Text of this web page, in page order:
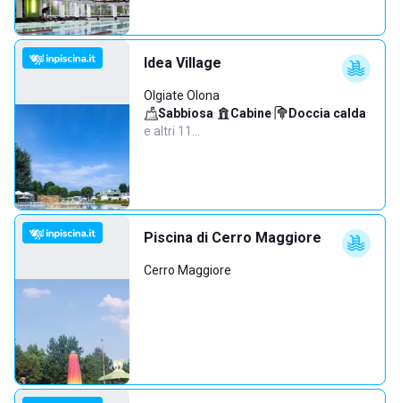
Idea Village
Olgiate Olona
Sabbiosa· Cabine· Doccia calda·
e altri 11…
Piscina di Cerro Maggiore
Cerro Maggiore